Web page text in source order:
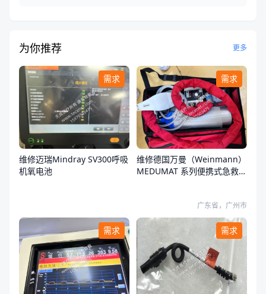
为你推荐 更多
需求
维修迈瑞Mindray SV300呼吸
机氧电池
需求
维修德国万曼（Weinmann）
MEDUMAT 系列便携式急救转
广东省，广州市
需求 需求